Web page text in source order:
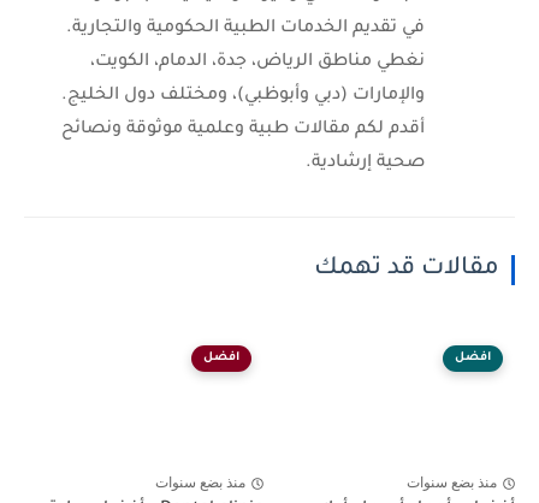
في تقديم الخدمات الطبية الحكومية والتجارية.
نغطي مناطق الرياض، جدة، الدمام، الكويت،
والإمارات (دبي وأبوظبي)، ومختلف دول الخليج.
أقدم لكم مقالات طبية وعلمية موثوقة ونصائح
صحية إرشادية.
مقالات قد تهمك
افضل
منذ بضع سنوات
افضل
منذ بضع سنوات